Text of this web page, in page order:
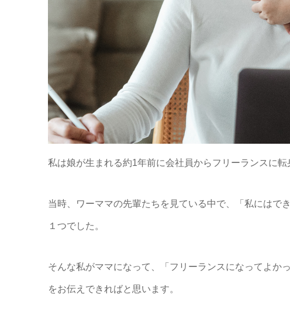
私は娘が生まれる約1年前に会社員からフリーランスに転
当時、ワーママの先輩たちを見ている中で、「私にはで
１つでした。
そんな私がママになって、「フリーランスになってよか
をお伝えできればと思います。